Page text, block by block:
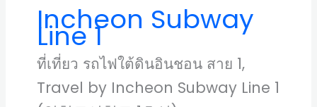
Incheon Subway
Line 1
ที่เที่ยว รถไฟใต้ดินอินชอน สาย 1,
Travel by Incheon Subway Line 1